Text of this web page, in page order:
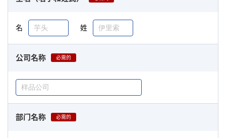
名 姓
公司名称 必需的
部门名称 必需的